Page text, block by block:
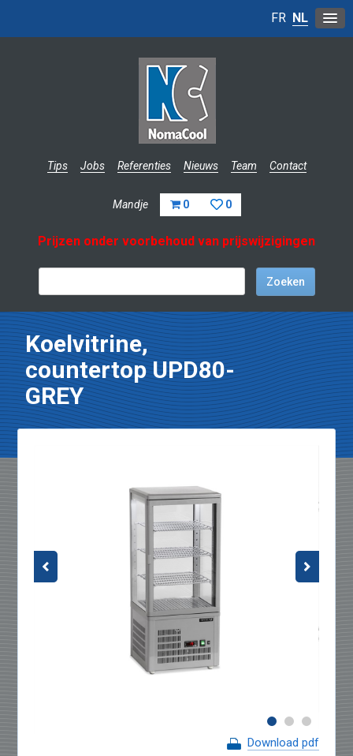
Tips Jobs Referenties Nieuws Team Contact
Mandje 0 0
FR NL
Prijzen onder voorbehoud van prijswijzigingen
Koelvitrine,
countertop UPD80-
GREY
Download pdf